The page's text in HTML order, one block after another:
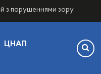
з порушеннями зору
ЦНАП